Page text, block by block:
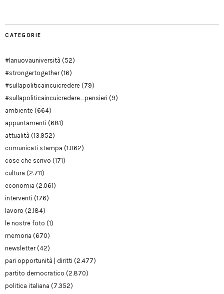
CATEGORIE
#lanuovauniversità (52)
#strongertogether(16)
#sullapoliticaincuicredere (79)
#sullapoliticaincuicredere_pensieri (9)
ambiente (664)
appuntamenti (681)
attualità (13.952)
comunicati stampa (1.062)
cose che scrivo (171)
cultura (2.711)
economia (2.061)
interventi (176)
lavoro (2.184)
le nostre foto (1)
memoria (670)
newsletter(42)
pari opportunità | diritti (2.477)
partito democratico (2.870)
politica italiana (7.352)